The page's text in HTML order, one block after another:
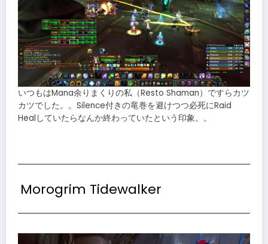
いつもはMana余りまくりの私（Resto Shaman）ですらカツ
カツでした。。Silence付きの竜巻を避けつつ必死にRaid
Healしていたらなんか終わっていたという印象。。
Morogrim Tidewalker